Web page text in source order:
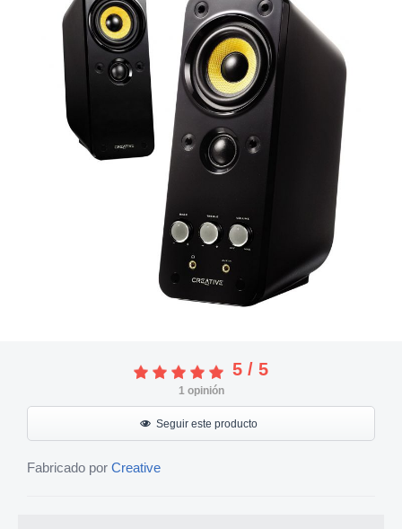
5 / 5
1opinión
Seguir este producto
Fabricado por Creative